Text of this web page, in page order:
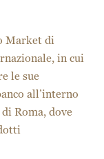
Market di
in cui
le sue
all’interno
Roma, dove